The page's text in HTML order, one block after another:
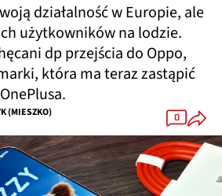
działalność w Europie, ale
użytkowników na lodzie.
dp przejścia do Oppo,
która ma teraz zastąpić
(MIESZKO)
0